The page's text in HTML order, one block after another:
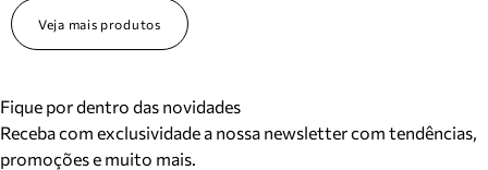
Veja mais produtos
Fique por dentro das novidades
Receba com exclusividade a nossa newsletter com tendências,
promoções e muito mais.